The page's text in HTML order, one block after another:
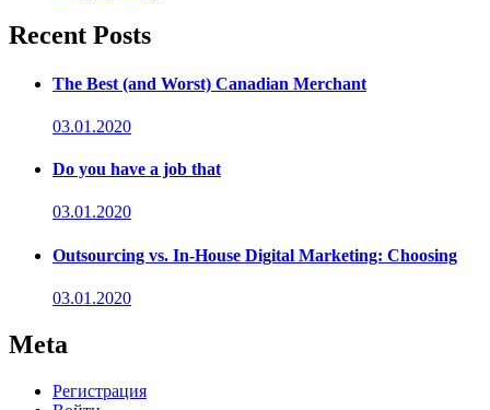
Recent Posts
The Best (and Worst) Canadian Merchant
03.01.2020
Do you have a job that
03.01.2020
Outsourcing vs. In-House Digital Marketing: Choosing
03.01.2020
Meta
Регистрация